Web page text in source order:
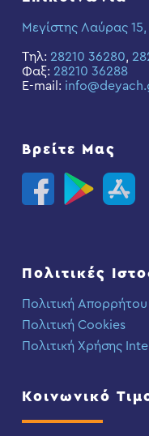
Μεγίστης Λαύρας
Τηλ: 28210 36280,
Φαξ: 28210 36288
E-mail:
Βρείτε Μας
Πολιτικές
Πολιτική Απορρήτου
Πολιτική Cookies
Πολιτική Χρήσης
Κοινωνικό